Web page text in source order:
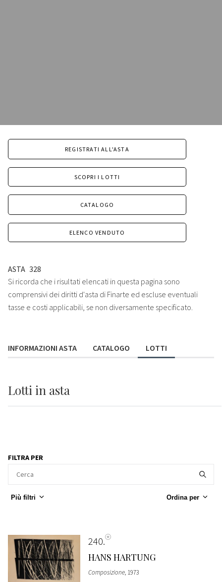
REGISTRATI ALL'ASTA
SCOPRI I LOTTI
CATALOGO
ELENCO VENDUTO
ASTA 328
Si ricorda che i risultati elencati in questa pagina sono
comprensivi dei diritti d'asta di Finarte ed escluse eventuali
tasse e costi applicabili, se non diversamente specificato.
INFORMAZIONI ASTA CATALOGO LOTTI
Lotti in asta
FILTRA PER
Più filtri Ordina per
240
HANS HARTUNG
Composizione, 1973